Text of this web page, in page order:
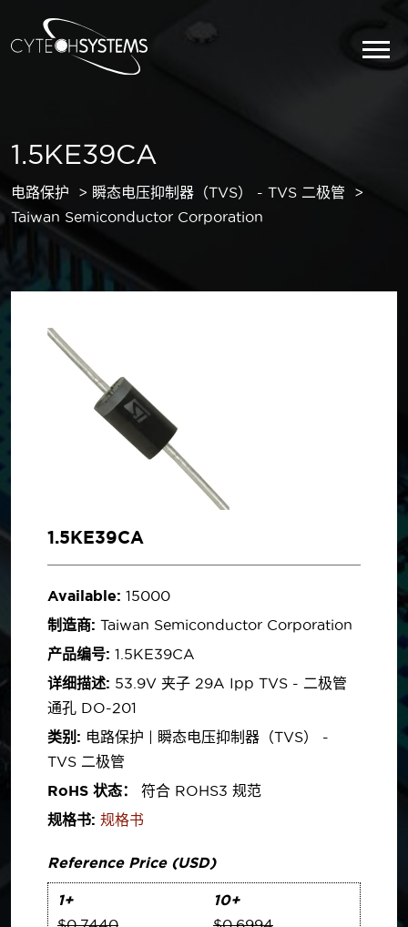
1.5KE39CA
电路保护
瞬态电压抑制器（TVS） - TVS 二极管
Taiwan Semiconductor Corporation
1.5KE39CA
Available: 15000
制造商: Taiwan Semiconductor Corporation
产品编号: 1.5KE39CA
详细描述: 53.9V 夹子 29A Ipp TVS - 二极管
通孔 DO-201
类别: 电路保护 | 瞬态电压抑制器（TVS） -
TVS 二极管
RoHS 状态：
符合 ROHS3 规范
规格书: 规格书
Reference Price (USD)
1+
10+